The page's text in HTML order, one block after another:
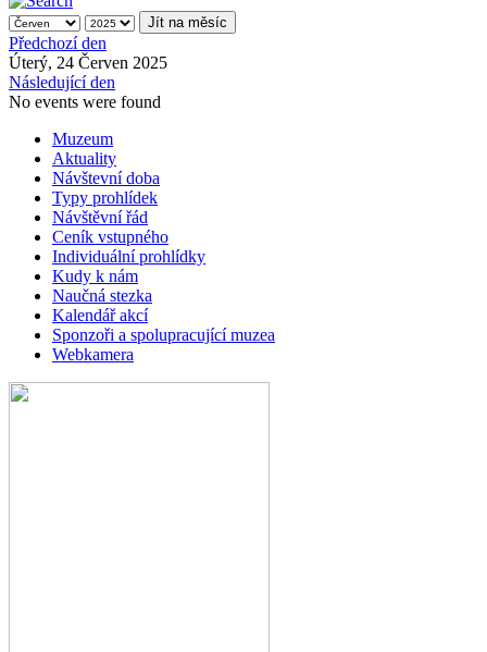
Jít na měsíc
Předchozí den
Úterý, 24 Červen 2025
Následující den
No events were found
Muzeum
Aktuality
Návštevní doba
Typy prohlídek
Návštěvní řád
Ceník vstupného
Individuální prohlídky
Kudy k nám
Naučná stezka
Kalendář akcí
Sponzoři a spolupracující muzea
Webkamera